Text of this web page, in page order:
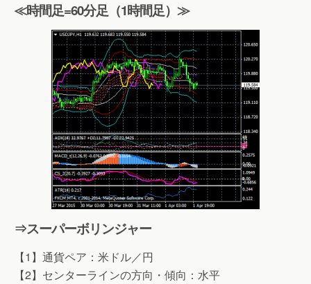
≪時間足=60分足（1時間足）≫
⇒スーパーボリンジャー
【1】通貨ペア：米ドル／円
【2】センターラインの方向・傾向：水平